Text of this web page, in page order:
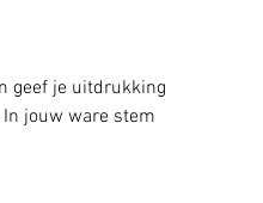
geef je uitdrukking
jouw ware stem